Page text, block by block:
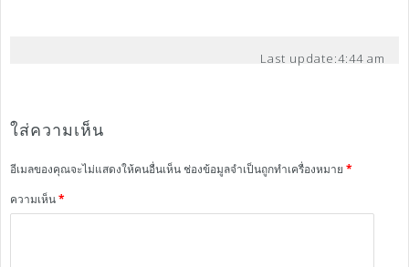
Last update:4:44 am
ใส่ความเห็น
อีเมลของคุณจะไม่แสดงให้คนอื่นเห็นช่องข้อมูลจำเป็นถูกทำเครื่องหมาย *
ความเห็น*